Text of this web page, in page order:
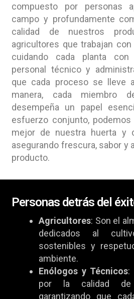
compuesto por personas
campo y profundamente
calidad de nuestros
agricultores que trabajan
cuidando cada planta
personal técnico y
que cada proceso se lleve
manera, cada miembro
desempeña un papel
esfuerzo conjunto,
mejor de nuestra huerta y
asegurando frescura, sabor y
producto.
Personas detrás del
Agricultores: Son el
dedicados al
sostenibles y
ambiente.
Enólogos y Técnicos:
por la calidad de
garantizando que